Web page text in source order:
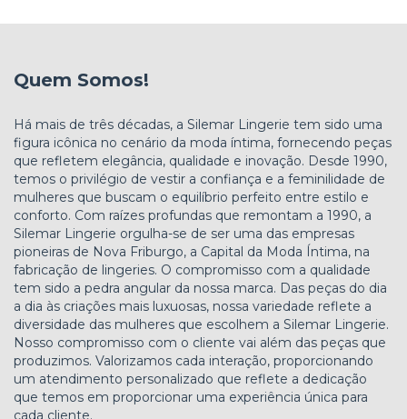
Quem Somos!
Há mais de três décadas, a Silemar Lingerie tem sido uma
figura icônica no cenário da moda íntima, fornecendo peças
que refletem elegância, qualidade e inovação. Desde 1990,
temos o privilégio de vestir a confiança e a feminilidade de
mulheres que buscam o equilíbrio perfeito entre estilo e
conforto. Com raízes profundas que remontam a 1990, a
Silemar Lingerie orgulha-se de ser uma das empresas
pioneiras de Nova Friburgo, a Capital da Moda Íntima, na
fabricação de lingeries. O compromisso com a qualidade
tem sido a pedra angular da nossa marca. Das peças do dia
a dia às criações mais luxuosas, nossa variedade reflete a
diversidade das mulheres que escolhem a Silemar Lingerie.
Nosso compromisso com o cliente vai além das peças que
produzimos. Valorizamos cada interação, proporcionando
um atendimento personalizado que reflete a dedicação
que temos em proporcionar uma experiência única para
cada cliente.